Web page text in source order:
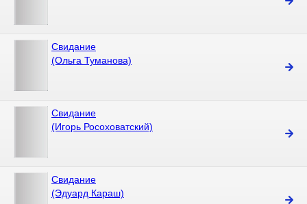
Свидание
(Ольга Туманова)
Свидание
(Игорь Росоховатский)
Свидание
(Эдуард Караш)